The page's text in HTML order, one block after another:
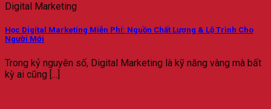
Digital Marketing
Học Digital Marketing Miễn Phí: Nguồn Chất Lượng & Lộ Trình Cho
Người Mới
Trong kỷ nguyên số, Digital Marketing là kỹ năng vàng mà bất
kỳ ai cũng [...]